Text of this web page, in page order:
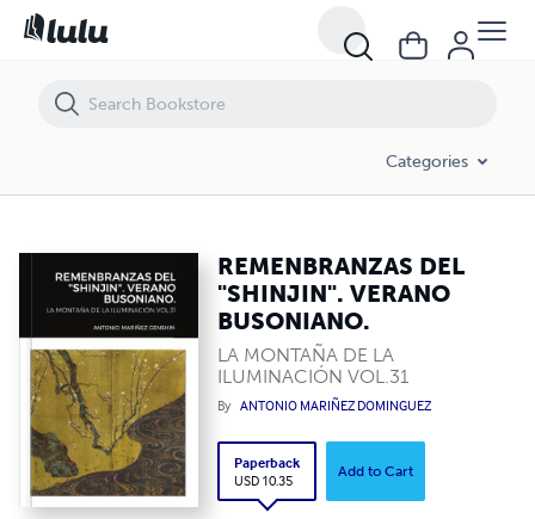
Categories
REMENBRANZAS DEL
"SHINJIN". VERANO
BUSONIANO.
LA MONTAÑA DE LA
ILUMINACIÓN VOL.31
By ANTONIO MARIÑEZ DOMINGUEZ
Paperback
USD 10.35
Add to Cart
REMENBRANZAS DEL "SHINJIN". VERANO BUSONIANO.